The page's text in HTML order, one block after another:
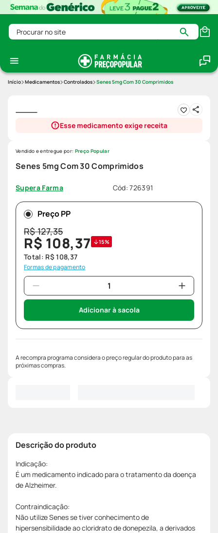
Procurar no site
Medicamentos Controlados Senes 5mg Com 30 Comprimidos
Esse medicamento exige receita
Senes 5mg Com 30 Comprimidos
Supera Farma Cód:726391
Vendido e entregue por: Preço Popular
Preço PP
R$127,35
R$ 108,37 15%
Total: R$ 108,37
Formas de pagamento
Adicionar à sacola
A recompra programa considera o preço regular do produto para as
próximas compras.
Descrição do produto
Indicação:
É um medicamento indicado para o tratamento da doença
de Alzheimer.
Contraindicação:
Não utilize Senes se tiver conhecimento de
hipersensibilidade ao cloridrato de donepezila, a derivados